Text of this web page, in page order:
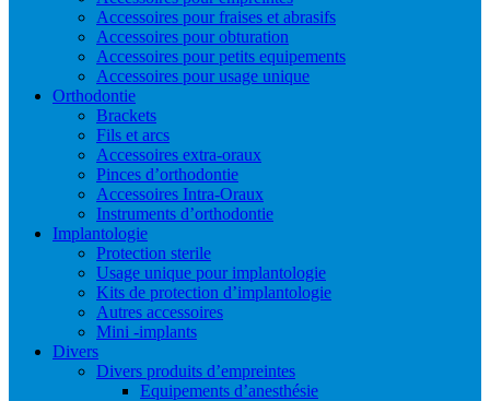
Accessoires pour fraises et abrasifs
Accessoires pour obturation
Accessoires pour petits equipements
Accessoires pour usage unique
Orthodontie
Brackets
Fils et arcs
Accessoires extra-oraux
Pinces d’orthodontie
Accessoires Intra-Oraux
Instruments d’orthodontie
Implantologie
Protection sterile
Usage unique pour implantologie
Kits de protection d’implantologie
Autres accessoires
Mini -implants
Divers
Divers produits d’empreintes
Equipements d’anesthésie